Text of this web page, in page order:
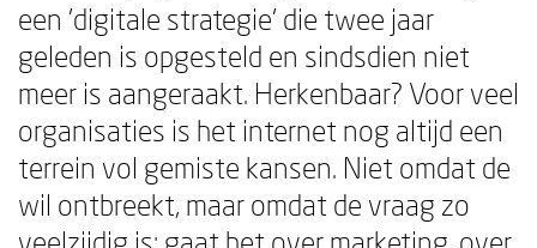
een 'digitale strategie' die twee jaar
geleden is opgesteld en sindsdien niet
meer is aangeraakt. Herkenbaar? Voor veel
organisaties is het internet nog altijd een
terrein vol gemiste kansen. Niet omdat de
wil ontbreekt, maar omdat de vraag zo